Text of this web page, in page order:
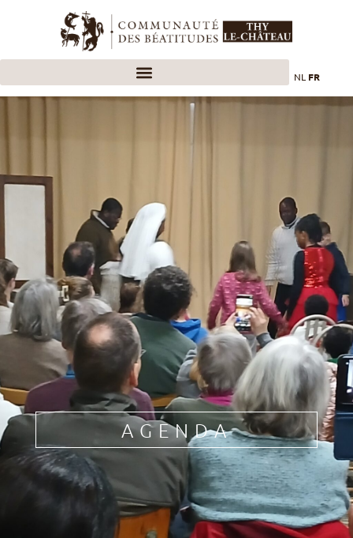
NL FR
AGENDA